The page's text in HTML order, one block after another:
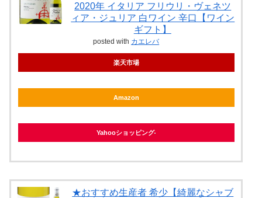
2020年 イタリア フリウリ・ヴェネツ
ィア・ジュリア 白ワイン 辛口【ワイン
ギフト】
posted with カエレバ
楽天市場
Amazon
Yahooショッピング
★おすすめ生産者 希少【綺麗なシャブ